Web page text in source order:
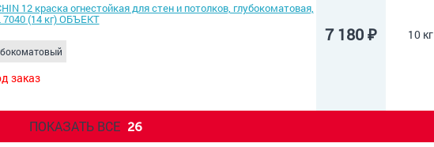
12 краска огнестойкая для стен и потолков, глубокоматовая,
7040 (14 кг) ОБЪЕКТ
заказ
7 180 ₽ 10 кг
ПОКАЗАТЬ ВСЕ 26